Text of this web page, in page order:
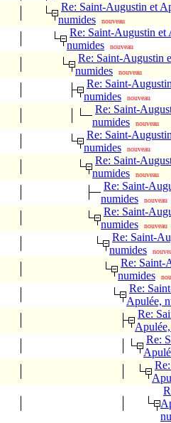
Re: Saint-Augustin et
numides
nouveau
Re: Saint-Augustin et
numides
nouveau
Re: Saint-Augustin
numides
nouveau
Re: Saint-
numides
nouveau
Re: Saint-
numides
nouveau
Re: Saint-
numides
nouveau
Re: Saint-
numides
nouveau
Re: Saint-
numides
nouveau
Re: Saint-
numides
nouveau
Re: Saint-
numides
Re: Saint-
numides
Re:
Apulée,
Re:
Re: